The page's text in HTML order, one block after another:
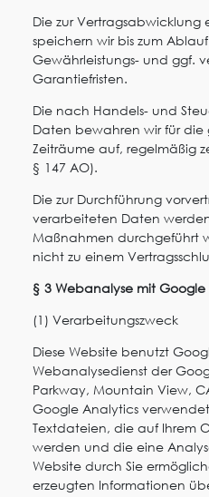
Die zur Vertragsabwicklung
speichern wir bis zum
Gewährleistungs- und ggf.
Garantiefristen.
Die nach Handels- und
Daten bewahren wir für die
Zeiträume auf, regelmäßig
§ 147 AO).
Die zur Durchführung
verarbeiteten Daten
Maßnahmen durchgeführt
nicht zu einem
§ 3 Webanalyse mit
(1) Verarbeitungszweck
Diese Website benutzt
Webanalysedienst der
Parkway, Mountain View,
Google Analytics verwendet
Textdateien, die auf Ihrem
werden und die eine
Website durch Sie
erzeugten Informationen